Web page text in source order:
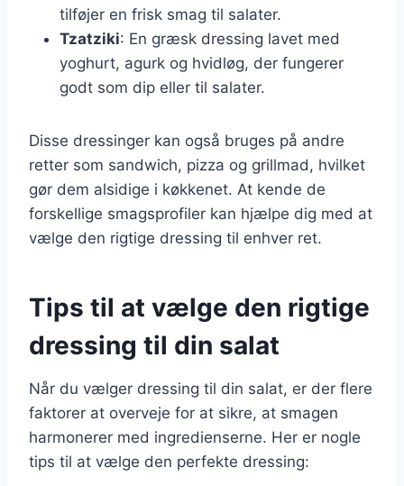
tilføjer en frisk smag til salater.
Tzatziki: En græsk dressing lavet med
yoghurt, agurk og hvidløg, der fungerer
godt som dip eller til salater.
Disse dressinger kan også bruges på andre
retter som sandwich, pizza og grillmad, hvilket
gør dem alsidige i køkkenet. At kende de
forskellige smagsprofiler kan hjælpe dig med at
vælge den rigtige dressing til enhver ret.
Tips til at vælge den rigtige
dressing til din salat
Når du vælger dressing til din salat, er der flere
faktorer at overveje for at sikre, at smagen
harmonerer med ingredienserne. Her er nogle
tips til at vælge den perfekte dressing: